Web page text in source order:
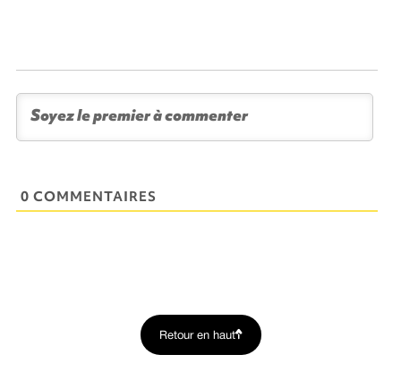
0 COMMENTAIRES
Retour en haut